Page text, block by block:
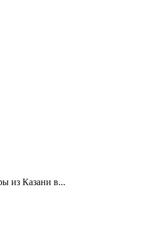
из Казани в...